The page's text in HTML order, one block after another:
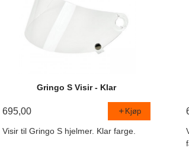
Gringo S Visir - Klar
695,00 Kjøp
Visir til Gringo S hjelmer. Klar farge.